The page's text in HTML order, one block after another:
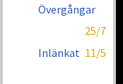
Övergångar
25/7
Inlänkat 11/5